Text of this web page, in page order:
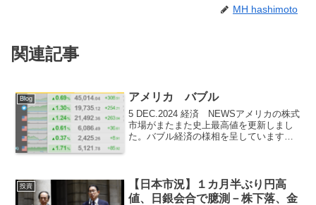
MH hashimoto
関連記事
Blog アメリカ バブル
5 DEC.2024 経済 NEWSアメリカの株式
市場がまたまた史上最高値を更新しまし
た。バブル経済の様相を呈しています。9
り...
投資
【日本市況】１カ月半ぶり円高
値、日銀会合で臆測－株下落、金